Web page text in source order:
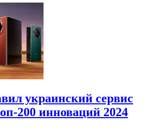
украинский сервис
200 инноваций 2024